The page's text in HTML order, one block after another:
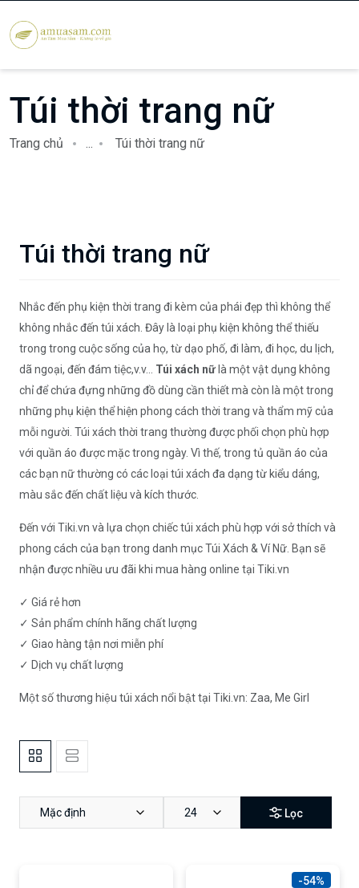
Túi thời trang nữ
Trang chủ ... Túi thời trang nữ
Túi thời trang nữ
Nhắc đến phụ kiện thời trang đi kèm của phái đẹp thì không thể
không nhắc đến túi xách. Đây là loại phụ kiện không thể thiếu
trong trong cuộc sống của họ, từ dạo phố, đi làm, đi học, du lịch,
dã ngoại, đến đám tiệc,v.v... Túi xách nữ là một vật dụng không
chỉ để chứa đựng những đồ dùng cần thiết mà còn là một trong
những phụ kiện thể hiện phong cách thời trang và thẩm mỹ của
mỗi người. Túi xách thời trang thường được phối chọn phù hợp
với quần áo được mặc trong ngày. Vì thế, trong tủ quần áo của
các bạn nữ thường có các loại túi xách đa dạng từ kiểu dáng,
màu sắc đến chất liệu và kích thước.
Đến với Tiki.vn và lựa chọn chiếc túi xách phù hợp với sở thích và
phong cách của bạn trong danh mụcTúi Xách & Ví Nữ . Bạn sẽ
nhận được nhiều ưu đãi khi mua hàng online tại Tiki.vn
✓ Giá rẻ hơn
✓ Sản phẩm chính hãng chất lượng
✓ Giao hàng tận nơi miễn phí
✓ Dịch vụ chất lượng
Một số thương hiệu túi xách nổi bật tại Tiki.vn: Zaa, Me Girl
Mặc định 24 Lọc
-54%